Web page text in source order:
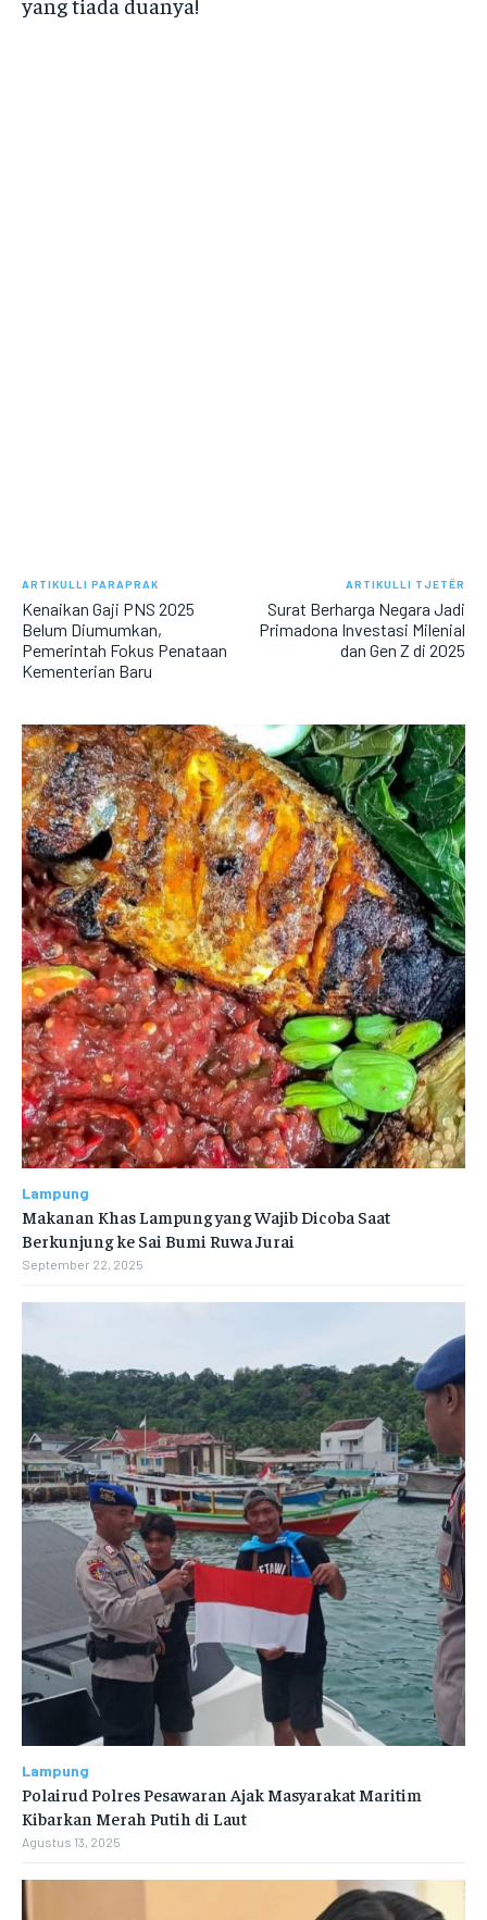
ARTIKULLI PARAPRAK
Kenaikan Gaji PNS 2025
Belum Diumumkan,
Pemerintah Fokus Penataan
Kementerian Baru
ARTIKULLI TJETËR
Surat Berharga Negara Jadi
Primadona Investasi Milenial
dan Gen Z di 2025
Lampung
Makanan Khas Lampung yang Wajib Dicoba Saat
Berkunjung ke Sai Bumi Ruwa Jurai
September 22, 2025
Lampung
Polairud Polres Pesawaran Ajak Masyarakat Maritim
Kibarkan Merah Putih di Laut
Agustus 13, 2025